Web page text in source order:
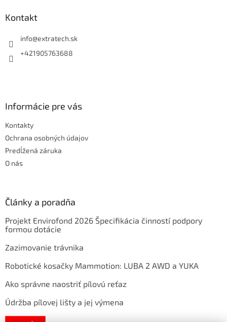
Kontakt
info@extratech.sk
+421905763688
Informácie pre vás
Kontakty
Ochrana osobných údajov
Predĺžená záruka
O nás
Články a poradňa
Projekt Envirofond 2026 Špecifikácia činností podpory
formou dotácie
Zazimovanie trávnika
Robotické kosačky Mammotion: LUBA 2 AWD a YUKA
Ako správne naostriť pílovú reťaz
Údržba pílovej lišty a jej výmena